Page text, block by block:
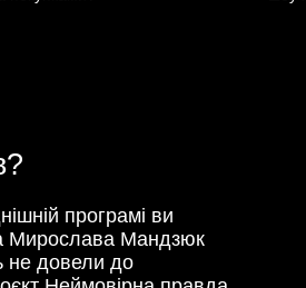
програмі ви
Мирослава Мандзюк
не довели до